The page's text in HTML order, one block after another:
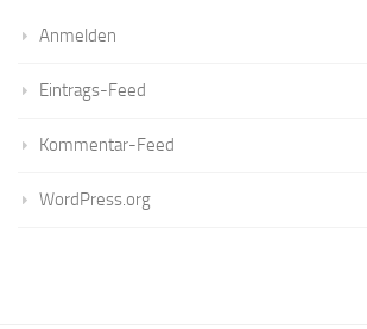
Anmelden
Eintrags-Feed
Kommentar-Feed
WordPress.org